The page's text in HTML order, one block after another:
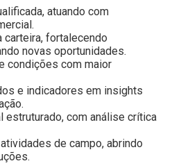
atuando com
carteira, fortalecendo
novas oportunidades.
condições com maior
e indicadores em insights
estruturado, com análise crítica
de campo, abrindo